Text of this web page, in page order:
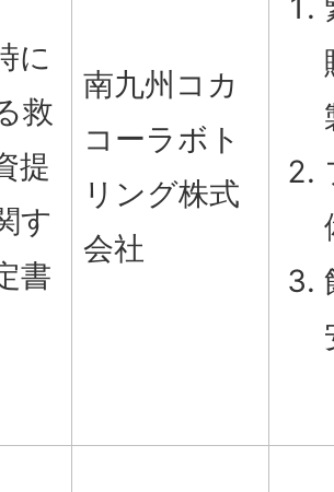
に
救
提
す
書
南九州コカ
コーラボト
リング株式
会社